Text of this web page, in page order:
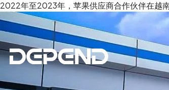
2022年至2023年，苹果供应商合作伙伴在越